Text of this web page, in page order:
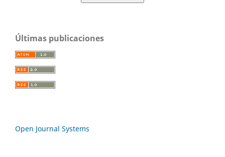
Últimas publicaciones
Open Journal Systems